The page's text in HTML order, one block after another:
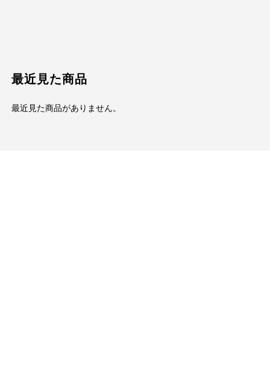
最近見た商品
最近見た商品がありません。